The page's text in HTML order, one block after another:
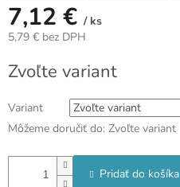
7,12 € / ks
5,79 € bez DPH
cena:
Zvoľte variant
Variant
Môžeme doručiť do: Zvoľte variant
Pridať do košíka